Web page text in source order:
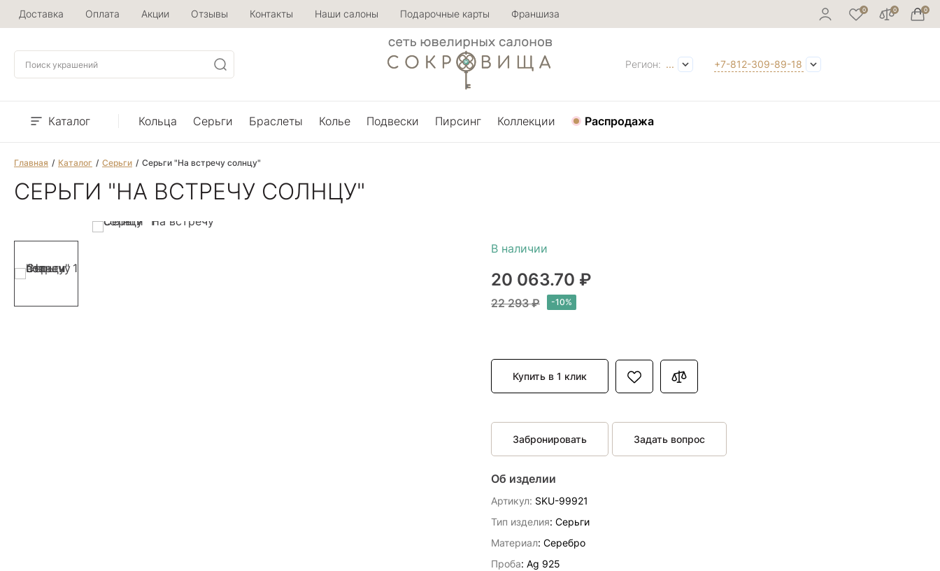
Доставка Оплата Акции Отзывы Контакты Наши салоны Подарочные карты Франшиза
Регион: ... +7-812-309-89-18
Каталог Кольца Серьги Браслеты Колье Подвески Пирсинг Коллекции Распродажа
Главная Каталог Серьги Серьги "На встречу солнцу"
СЕРЬГИ "НА ВСТРЕЧУ СОЛНЦУ"
20 063.70 ₽
22 293 ₽
Купить в 1 клик
Забронировать Задать вопрос
Об изделии
Артикул: SKU-99921
Тип изделия: Серьги
Материал: Серебро
Проба: Ag 925